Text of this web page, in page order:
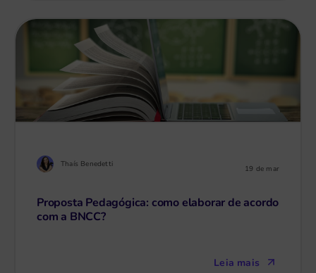
Thaís Benedetti 19 de mar
Proposta Pedagógica: como elaborar de acordo
com a BNCC?
Leia mais